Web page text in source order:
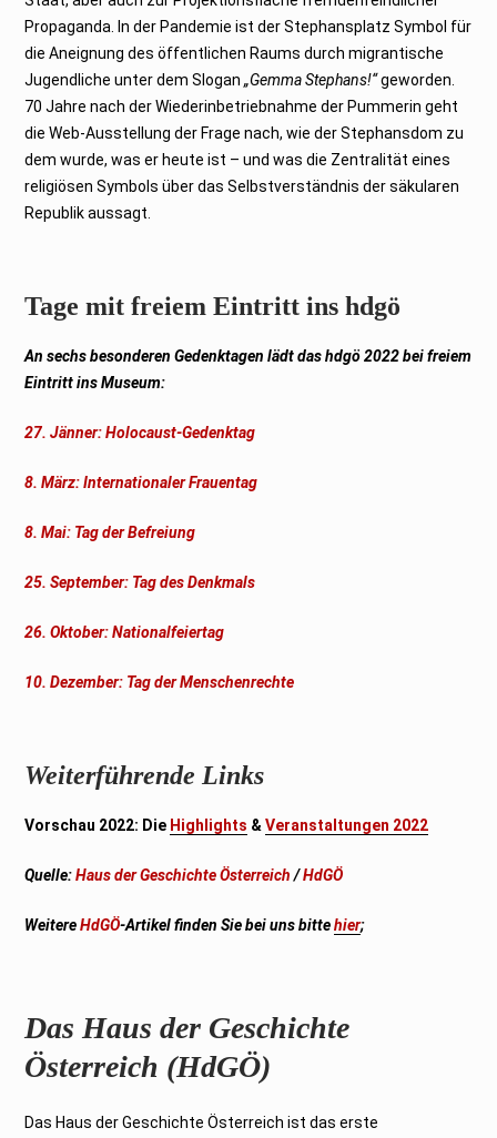
Propaganda. In der Pandemie ist der Stephansplatz Symbol für
die Aneignung des öffentlichen Raums durch migrantische
Jugendliche unter dem Slogan„Gemma Stephans!“geworden.
70 Jahre nach der Wiederinbetriebnahme der Pummerin geht
die Web-Ausstellung der Frage nach, wie der Stephansdom zu
dem wurde, was er heute ist – und was die Zentralität eines
religiösen Symbols über das Selbstverständnis der säkularen
Republik aussagt.
Tage mit freiem Eintritt ins hdgö
An sechs besonderen Gedenktagen lädt das hdgö 2022 bei freiem
Eintritt ins Museum:
27. Jänner: Holocaust-Gedenktag
8. März: Internationaler Frauentag
8. Mai: Tag der Befreiung
25. September: Tag des Denkmals
26. Oktober: Nationalfeiertag
10. Dezember: Tag der Menschenrechte
Weiterführende Links
Vorschau 2022: Die Highlights &Veranstaltungen 2022
Quelle: Haus der Geschichte Österreich /HdGÖ
Weitere HdGÖ-Artikelfinden Sie bei uns bitte hier;
Das Haus der Geschichte
Österreich (HdGÖ)
Das Haus der Geschichte Österreich ist das erste